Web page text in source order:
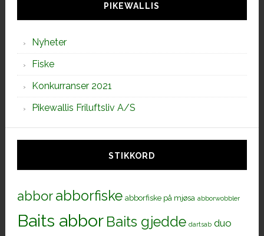
PIKEWALLIS
Nyheter
Fiske
Konkurranser 2021
Pikewallis Friluftsliv A/S
STIKKORD
abborabborfiske abborfiske på mjøsa abborwobbler
Baits abbor Baits gjedde dartsab duo